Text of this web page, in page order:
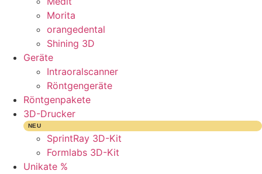
Morita
orangedental
Shining 3D
Geräte
Intraoralscanner
Röntgengeräte
Röntgenpakete
3D-Drucker
NEU
SprintRay 3D-Kit
Formlabs 3D-Kit
Unikate %